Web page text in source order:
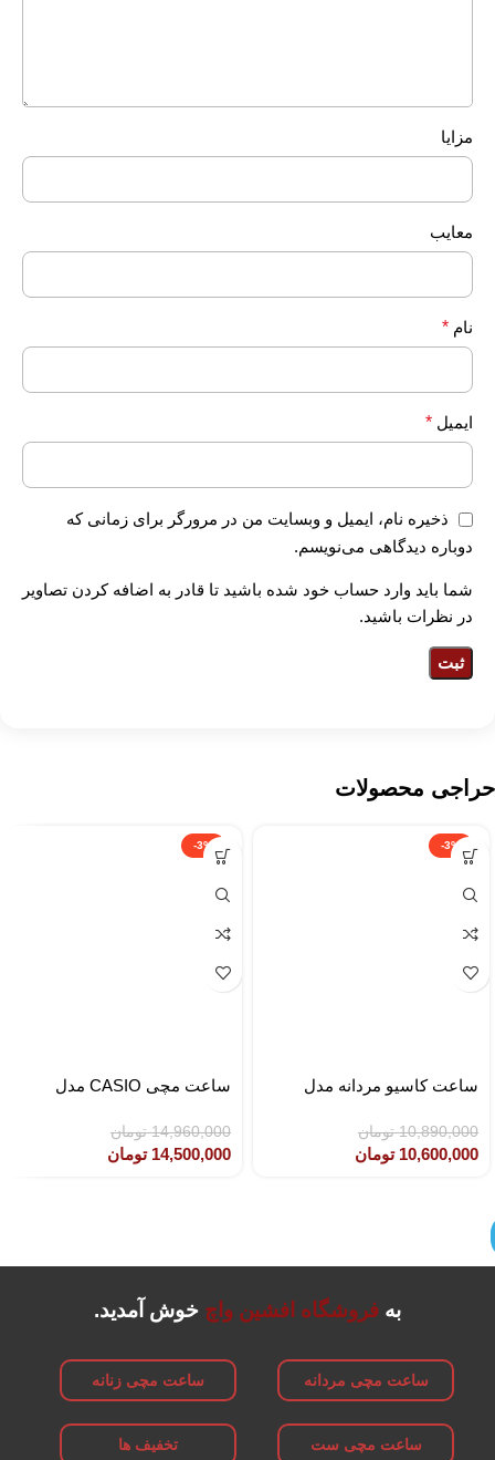
مزایا
معایب
نام *
ایمیل *
ذخیره نام، ایمیل و وبسایت من در مرورگر برای زمانی که
دوباره دیدگاهی می‌نویسم.
شما باید وارد حساب خود شده باشید تا قادر به اضافه کردن تصاویر
در نظرات باشید.
حراجی محصولات
-3%
ساعت کاسیو مردانه مدل
10,890,000 تومان
10,600,000 تومان
-3%
ساعت مچی CASIO مدل
14,960,000 تومان
14,500,000 تومان
به فروشگاه افشین واچ خوش آمدید.
ساعت مچی مردانه ساعت مچی زنانه
ساعت مچی ست تخفیف ها